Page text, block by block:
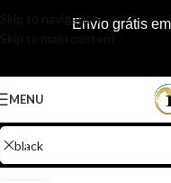
Skip to navigationEnvio grátis
MENU